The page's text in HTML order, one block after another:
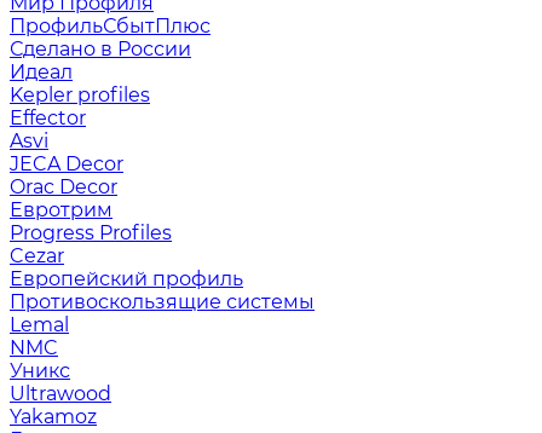
ПрофильСбытПлюс
Сделано в России
Идеал
Kepler profiles
Effector
Asvi
JECA Decor
Orac Decor
Евротрим
Progress Profiles
Cezar
Европейский профиль
Противоскользящие системы
Lemal
NMC
Уникс
Ultrawood
Yakamoz